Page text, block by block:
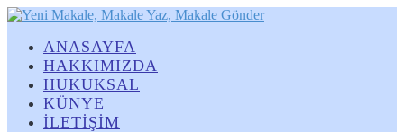
ANASAYFA
HAKKIMIZDA
HUKUKSAL
KÜNYE
İLETİŞİM